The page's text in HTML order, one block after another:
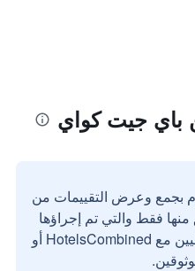
باي جيت كواي
بجمع وعرض التقييمات من
فقط والتي تم إجراؤها
بواسطة مستخدمين حقيقيين مع HotelsCombined أو